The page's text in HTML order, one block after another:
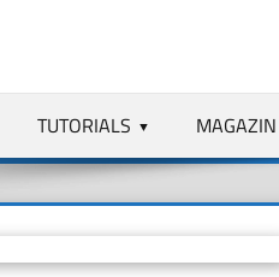
TUTORIALS MAGAZIN